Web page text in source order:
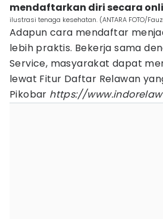
mendaftarkan diri secara
ilustrasi tenaga kesehatan. (ANTARA FOTO/
Adapun cara mendaftar
lebih praktis. Bekerja sama
Service, masyarakat dapat
lewat Fitur Daftar Relawan
Pikobar https://